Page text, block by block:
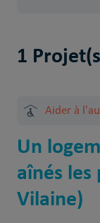
1
Aider à
Un
aînés
Vilaine)